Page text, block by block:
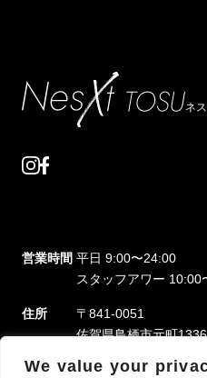
We value your
ネ
営業時間 平日 9:00〜24:00
スタッフアワー 10:00
住所
〒841-0051
佐賀県鳥栖市元町
支払方法 現金、クレジットカー